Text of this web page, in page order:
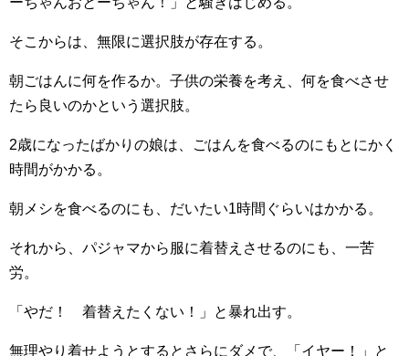
そこからは、無限に選択肢が存在する。
朝ごはんに何を作るか。子供の栄養を考え、何を食べさせ
たら良いのかという選択肢。
2歳になったばかりの娘は、ごはんを食べるのにもとにかく
時間がかかる。
朝メシを食べるのにも、だいたい1時間ぐらいはかかる。
それから、パジャマから服に着替えさせるのにも、一苦
労。
「やだ！ 着替えたくない！」と暴れ出す。
無理やり着せようとするとさらにダメで、「イヤー！」と